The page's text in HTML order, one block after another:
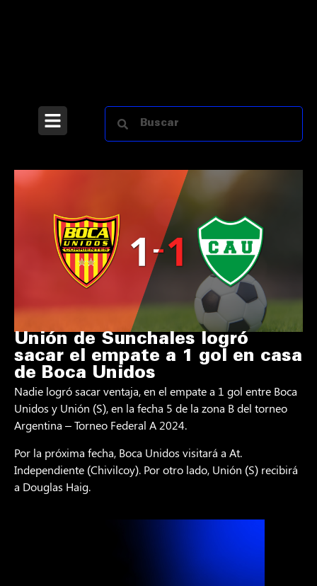
Unión de Sunchales logró
sacar el empate a 1 gol en casa
de Boca Unidos
Nadie logró sacar ventaja, en el empate a 1 gol entre Boca
Unidos y Unión (S), en la fecha 5 de la zona B del torneo
Argentina – Torneo Federal A 2024.
Por la próxima fecha, Boca Unidos visitará a At.
Independiente (Chivilcoy). Por otro lado, Unión (S) recibirá
a Douglas Haig.